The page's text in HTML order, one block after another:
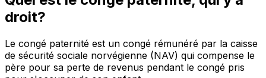
droit?
Le congé paternité est un congé rémunéré par la caisse
de sécurité sociale norvégienne (NAV) qui compense le
père pour sa perte de revenus pendant le congé pris